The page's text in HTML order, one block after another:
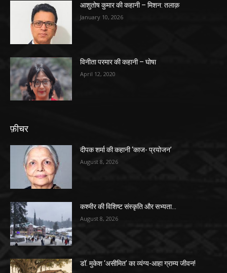
आशुतोष कुमार की कहानी – मिशन: तलाक़
January 10, 2026
विनीता परमार की कहानी – घोषा
April 12, 2020
फ़ीचर
दीपक शर्मा की कहानी ‘काज- प्रयोजन’
August 8, 2026
कश्मीर की विशिष्ट संस्कृति और सभ्यता…
August 8, 2026
डॉ. मुकेश ‘असीमित’ का व्यंग्य-आहा ग्राम्य जीवन!